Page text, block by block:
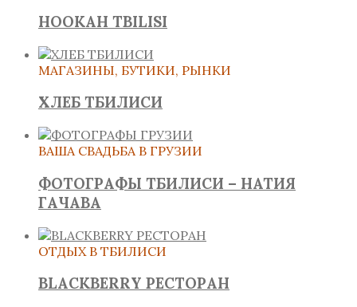
HOOKAH TBILISI
МАГАЗИНЫ, БУТИКИ, РЫНКИ
ХЛЕБ ТБИЛИСИ
ВАША СВАДЬБА В ГРУЗИИ
ФОТОГРАФЫ ТБИЛИСИ – НАТИЯ
ГАЧАВА
ОТДЫХ В ТБИЛИСИ
BLACKBERRY РЕСТОРАН